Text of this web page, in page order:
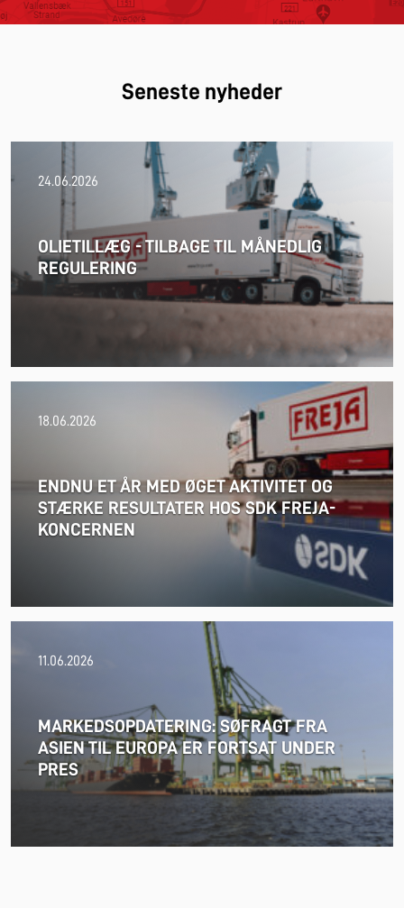
Seneste nyheder
FREJA overgår pr. 1. juli 2026 igen til månedlig regulering
af olietillægget.
Læs mere
24.06.2026
OLIETILLÆG - TILBAGE TIL MÅNEDLIG
REGULERING
18.06.2026
ENDNU ET ÅR MED ØGET AKTIVITET OG
STÆRKE RESULTATER HOS SDK FREJA-
KONCERNEN
11.06.2026
MARKEDSOPDATERING: SØFRAGT FRA
ASIEN TIL EUROPA ER FORTSAT UNDER
PRES